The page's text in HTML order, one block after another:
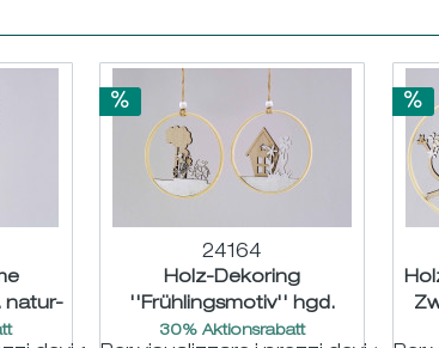
natur-
24164
Holz-Dekoring
''Frühlingsmotiv'' hgd.
natur-weiß sort. ø15cm
30% Aktionsrabatt